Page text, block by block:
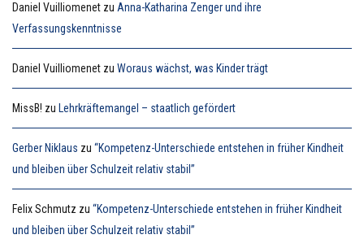
Daniel Vuilliomenet zu Anna-Katharina Zenger und ihre
Verfassungskenntnisse
Daniel Vuilliomenet zu Woraus wächst, was Kinder trägt
MissB! zu Lehrkräftemangel – staatlich gefördert
Gerber Niklaus zu “Kompetenz-Unterschiede entstehen in früher Kindheit
und bleiben über Schulzeit relativ stabil”
Felix Schmutz zu “Kompetenz-Unterschiede entstehen in früher Kindheit
und bleiben über Schulzeit relativ stabil”